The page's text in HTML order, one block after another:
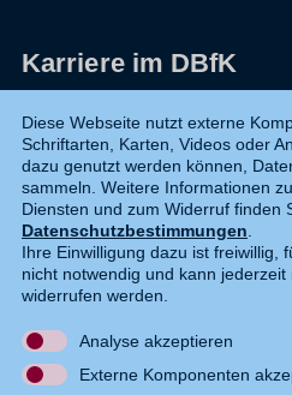
Karriere im DBfK
Datenschutz
Shop
Widerruf
Kontakt
DE EN
Diese Webseite nutzt externe
Schriftarten, Karten, Videos oder
dazu genutzt werden können,
sammeln. Weitere Informationen
Diensten und zum Widerruf finden
Datenschutzbestimmungen.
Ihre Einwilligung dazu ist freiwillig,
nicht notwendig und kann
widerrufen werden.
Analyse akzeptieren
Externe Komponenten